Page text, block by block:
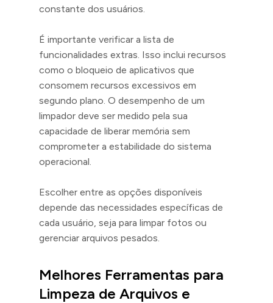
constante dos usuários.
É importante verificar a lista de
funcionalidades extras. Isso inclui recursos
como o bloqueio de aplicativos que
consomem recursos excessivos em
segundo plano. O desempenho de um
limpador deve ser medido pela sua
capacidade de liberar memória sem
comprometer a estabilidade do sistema
operacional.
Escolher entre as opções disponíveis
depende das necessidades específicas de
cada usuário, seja para limpar fotos ou
gerenciar arquivos pesados.
Melhores Ferramentas para
Limpeza de Arquivos e